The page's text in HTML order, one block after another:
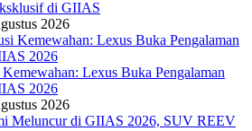
di GIIAS
2026
Lexus Buka Pengalaman
2026
2026